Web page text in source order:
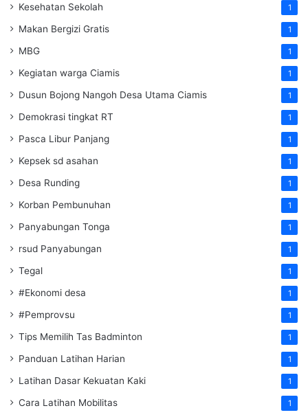
Kesehatan Sekolah 1
Makan Bergizi Gratis 1
MBG 1
Kegiatan warga Ciamis 1
Dusun Bojong Nangoh Desa Utama Ciamis 1
Demokrasi tingkat RT 1
Pasca Libur Panjang 1
Kepsek sd asahan 1
Desa Runding 1
Korban Pembunuhan 1
Panyabungan Tonga 1
rsud Panyabungan 1
Tegal 1
#Ekonomi desa 1
#Pemprovsu 1
Tips Memilih Tas Badminton 1
Panduan Latihan Harian 1
Latihan Dasar Kekuatan Kaki 1
Cara Latihan Mobilitas 1